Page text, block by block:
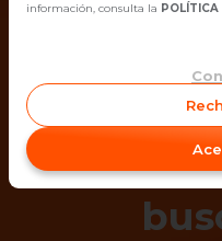
¡Ups!
información, consulta la POLÍTICA